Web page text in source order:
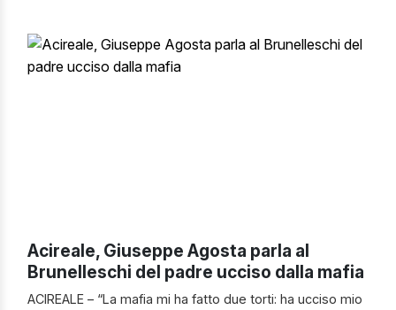
collegarsi alla home page www.unict.it e accedere al
Portale studenti per eseguire […]
Acireale, Giuseppe Agosta parla al
Brunelleschi del padre ucciso dalla mafia
ACIREALE – “La mafia mi ha fatto due torti: ha ucciso mio